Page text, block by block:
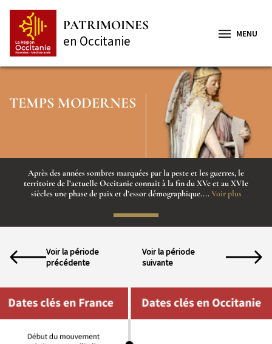
contenu
principal
PATRIMOINES
en Occitanie MENU
TEMPS MODERNES
Après des années sombres marquées par la peste et les guerres, le
territoire de l’actuelle Occitanie connait à la fin du XVe et au XVIe
siècles une phase de paix et d’essor démographique....Voir plus
Voir la période
précédente
Voir la période
suivante